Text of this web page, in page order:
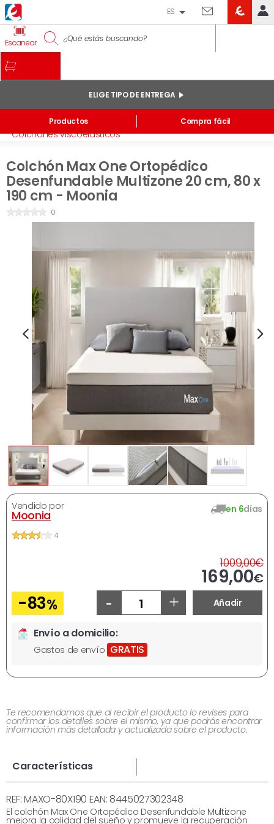
IDENTIFÍCATE
Pedidos online
Mis productos comprados en tienda y online
INFORMACIÓN GENERAL
ES
Escanear
Productos
ELIGE TIPO DE ENTREGA
Compra fácil
Descanso
Colchones viscoelásticos
Colchón Max One Ortopédico
Desenfundable Multizone 20 cm, 80 x
190 cm - Moonia
0
Vendido por
Moonia
4
en 6días
-83%
1009,00€
Ahora
169,00€
- + Añadir
Envío a domicilio:
Gastos de envío GRATIS
Te recomendamos que al recibir el producto lo revises para
confirmar los detalles sobre el mismo, ya que podrás encontrar
información más detallada y actualizada sobre el producto.
Características
REF: MAXO-80X190 EAN: 8445027302348
El colchón Max One Ortopédico Desenfundable Multizone
mejora la calidad del sueño y promueve la recuperación